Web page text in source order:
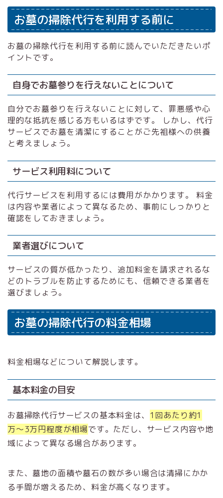
お墓の掃除代行を利用する前に
お墓の掃除代行を利用する前に読んでいただきたいポ
イントです。
自身でお墓参りを行えないことについて
自分でお墓参りを行えないことに対して、罪悪感や心
理的な抵抗を感じる方もいるはずです。 しかし、代行
サービスでお墓を清潔にすることがご先祖様への供養
と考えましょう。
サービス利用料について
代行サービスを利用するには費用がかかります。 料金
は内容や業者によって異なるため、事前にしっかりと
確認をしておきましょう。
業者選びについて
サービスの質が低かったり、追加料金を請求されるな
どのトラブルを防止するためにも、信頼できる業者を
選びましょう。
お墓の掃除代行の料金相場
料金相場などについて解説します。
基本料金の目安
お墓掃除代行サービスの基本料金は、 1回あたり約1
万〜3万円程度が相場です。ただし、サービス内容や地
域によって異なる場合があります。
また、墓地の面積や墓石の数が多い場合は清掃にかか
る手間が増えるため、料金が高くなります。